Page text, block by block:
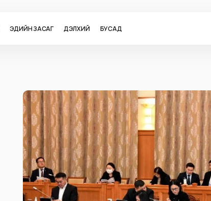
ЭДИЙН ЗАСАГ ДЭЛХИЙ БУСАД